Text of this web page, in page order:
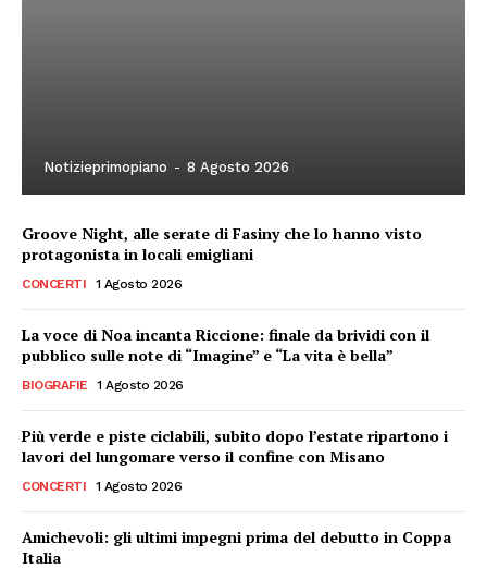
Notizieprimopiano - 8 Agosto 2026
Groove Night, alle serate di Fasiny che lo hanno visto
protagonista in locali emigliani
CONCERTI 1 Agosto 2026
La voce di Noa incanta Riccione: finale da brividi con il
pubblico sulle note di “Imagine” e “La vita è bella”
BIOGRAFIE 1 Agosto 2026
Più verde e piste ciclabili, subito dopo l’estate ripartono i
lavori del lungomare verso il confine con Misano
CONCERTI 1 Agosto 2026
Amichevoli: gli ultimi impegni prima del debutto in Coppa
Italia